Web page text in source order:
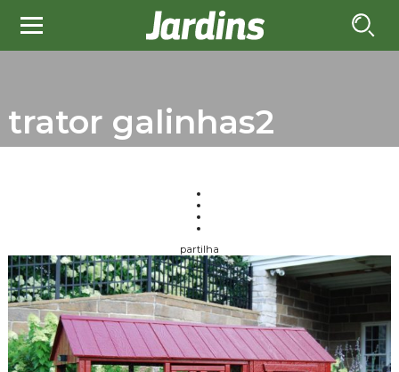
trator galinhas2
partilha